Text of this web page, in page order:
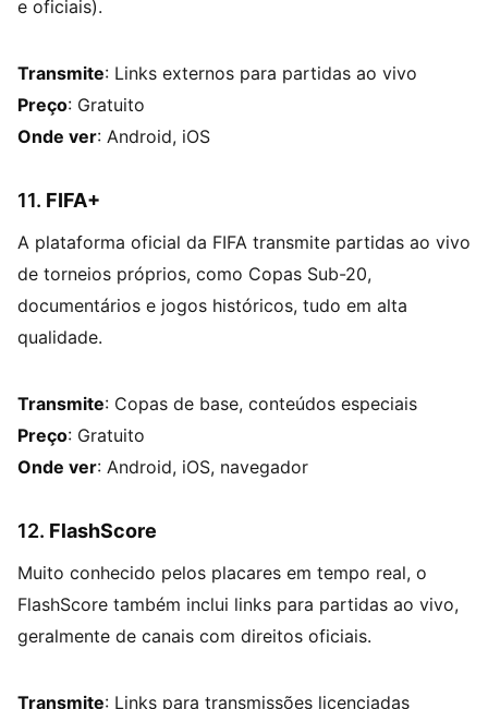
e oficiais).
Transmite: Links externos para partidas ao vivo
Preço: Gratuito
Onde ver: Android, iOS
11. FIFA+
A plataforma oficial da FIFA transmite partidas ao vivo
de torneios próprios, como Copas Sub-20,
documentários e jogos históricos, tudo em alta
qualidade.
Transmite: Copas de base, conteúdos especiais
Preço: Gratuito
Onde ver: Android, iOS, navegador
12. FlashScore
Muito conhecido pelos placares em tempo real, o
FlashScore também inclui links para partidas ao vivo,
geralmente de canais com direitos oficiais.
Transmite: Links para transmissões licenciadas